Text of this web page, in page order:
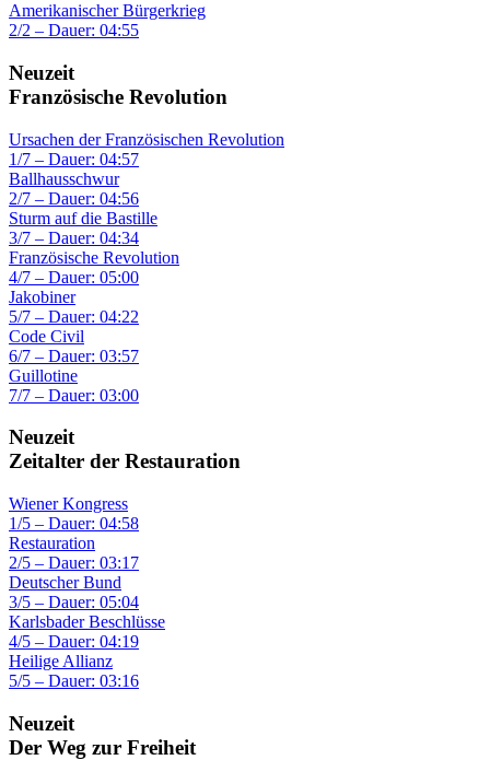
Amerikanischer Bürgerkrieg
2/2 – Dauer: 04:55
Neuzeit
Französische Revolution
Ursachen der Französischen Revolution
1/7 – Dauer: 04:57
Ballhausschwur
2/7 – Dauer: 04:56
Sturm auf die Bastille
3/7 – Dauer: 04:34
Französische Revolution
4/7 – Dauer: 05:00
Jakobiner
5/7 – Dauer: 04:22
Code Civil
6/7 – Dauer: 03:57
Guillotine
7/7 – Dauer: 03:00
Neuzeit
Zeitalter der Restauration
Wiener Kongress
1/5 – Dauer: 04:58
Restauration
2/5 – Dauer: 03:17
Deutscher Bund
3/5 – Dauer: 05:04
Karlsbader Beschlüsse
4/5 – Dauer: 04:19
Heilige Allianz
5/5 – Dauer: 03:16
Neuzeit
Der Weg zur Freiheit